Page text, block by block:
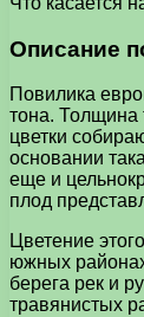
Описание
Повилика
тона. Толщина
цветки
основании
еще и
плод
Цветение
южных
берега рек и
травянистых